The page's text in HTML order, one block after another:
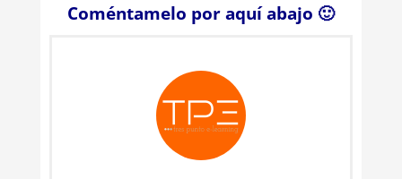
Coméntamelo por aquí abajo 🙂